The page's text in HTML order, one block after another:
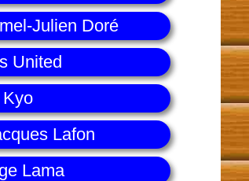
Julien Doré
United
Kyo
Lafon
Lama